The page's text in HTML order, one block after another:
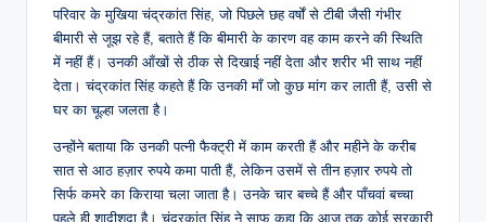
परिवार के मुखिया चंद्रकांत सिंह, जो पिछले छह वर्षों से टीबी जैसी गंभीर
बीमारी से जूझ रहे हैं, बताते हैं कि बीमारी के कारण वह काम करने की स्थिति
में नहीं हैं। उनकी आँखों से ठीक से दिखाई नहीं देता और शरीर भी साथ नहीं
देता। चंद्रकांत सिंह कहते हैं कि उनकी माँ जो कुछ मांग कर लाती हैं, उसी से
घर का चूल्हा जलता है।
उन्होंने बताया कि उनकी पत्नी फैक्ट्री में काम करती हैं और महीने के करीब
सात से आठ हज़ार रुपये कमा पाती हैं, लेकिन उसमें से तीन हज़ार रुपये तो
सिर्फ कमरे का किराया चला जाता है। उनके चार बच्चे हैं और पाँचवां बच्चा
पहले ही शादीशुदा है। चंद्रकांत सिंह ने साफ कहा कि आज तक कोई सरकारी